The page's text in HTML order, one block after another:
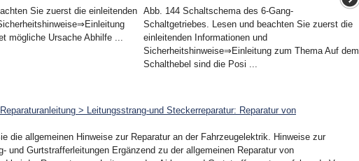
Sie zuerst die einleitenden
mögliche Ursache Abhilfe ...
Abb. 144 Schaltschema des 6-Gang-
Schaltgetriebes. Lesen und beachten Sie zuerst die
einleitenden Informationen und
Sicherheitshinweise⇒Einleitung zum Thema Auf dem
Schalthebel sind die Posi ...
> Leitungsstrang-und Steckerreparatur: Reparatur von
die allgemeinen Hinweise zur Reparatur an der Fahrzeugelektrik. Hinweise zur
und Gurtstrafferleitungen Ergänzend zu der allgemeinen Reparatur von